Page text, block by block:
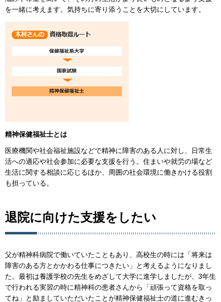
を一緒に考えます。気持ちに寄り添うことを大切にしています。
精神保健福祉士とは
医療機関や社会福祉施設などで精神に障害のある人に対し、日常生
活への適応や社会参加に必要な支援を行う。住まいや就労の場など
生活に関する相談に応じるほか、周囲の社会環境に働きかける役割
も担っている。
退院に向けた支援をしたい
父が精神科病院で働いていたこともあり、高校生の時には「将来は
障害のある方とかかわる仕事につきたい」と考えるようになりまし
た。最初は養護学校の先生をめざして大学に進学しましたが、3年生
で行われる実習の時に精神科の患者さんから「頑張って資格を取っ
てね」と励ましていただいたことが精神保健福祉士の道に進むきっ